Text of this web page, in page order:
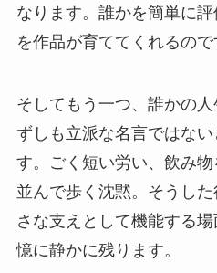
なります。誰かを簡単に
を作品が育ててくれるので
そしてもう一つ、誰かの
ずしも立派な名言ではな
す。ごく短い労い、飲み
並んで歩く沈黙。そうし
さな支えとして機能する
憶に静かに残ります。